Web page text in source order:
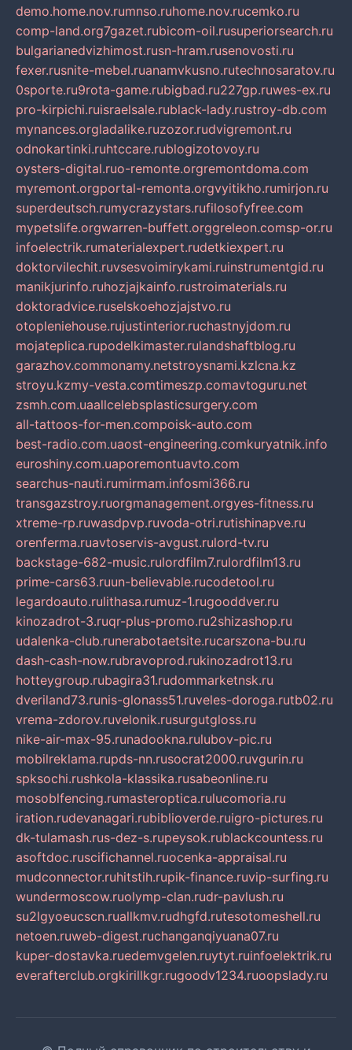
demo.home.nov.rumnso.ruhome.nov.rucemko.ru
comp-land.org7gazet.rubicom-oil.rusuperiorsearch.ru
bulgarianedvizhimost.rusn-hram.rusenovosti.ru
fexer.rusnite-mebel.ruanamvkusno.rutechnosaratov.ru
0sporte.ru9rota-game.rubigbad.ru227gp.ruwes-ex.ru
pro-kirpichi.ruisraelsale.rublack-lady.rustroy-db.com
mynances.orgladalike.ruzozor.rudvigremont.ru
odnokartinki.ruhtccare.rublogizotovoy.ru
oysters-digital.ruo-remonte.orgremontdoma.com
myremont.orgportal-remonta.orgvyitikho.rumirjon.ru
superdeutsch.rumycrazystars.rufilosofyfree.com
mypetslife.orgwarren-buffett.orggreleon.comsp-or.ru
infoelectrik.rumaterialexpert.rudetkiexpert.ru
doktorvilechit.ruvsesvoimirykami.ruinstrumentgid.ru
manikjurinfo.ruhozjajkainfo.rustroimaterials.ru
doktoradvice.ruselskoehozjajstvo.ru
otopleniehouse.rujustinterior.ruchastnyjdom.ru
mojateplica.rupodelkimaster.rulandshaftblog.ru
garazhov.commonamy.netstroysnami.kzlcna.kz
stroyu.kzmy-vesta.comtimeszp.comavtoguru.net
zsmh.com.uaallcelebsplasticsurgery.com
all-tattoos-for-men.compoisk-auto.com
best-radio.com.uaost-engineering.comkuryatnik.info
euroshiny.com.uaporemontuavto.com
searchus-nauti.rumirmam.infosmi366.ru
transgazstroy.ruorgmanagement.orgyes-fitness.ru
xtreme-rp.ruwasdpvp.ruvoda-otri.rutishinapve.ru
orenferma.ruavtoservis-avgust.rulord-tv.ru
backstage-682-music.rulordfilm7.rulordfilm13.ru
prime-cars63.ruun-believable.rucodetool.ru
legardoauto.rulithasa.rumuz-1.rugooddver.ru
kinozadrot-3.ruqr-plus-promo.ru2shizashop.ru
udalenka-club.runerabotaetsite.rucarszona-bu.ru
dash-cash-now.rubravoprod.rukinozadrot13.ru
hotteygroup.rubagira31.rudommarketnsk.ru
dveriland73.runis-glonass51.ruveles-doroga.rutb02.ru
vrema-zdorov.ruvelonik.rusurgutgloss.ru
nike-air-max-95.runadookna.rulubov-pic.ru
mobilreklama.rupds-nn.rusocrat2000.ruvgurin.ru
spksochi.rushkola-klassika.rusabeonline.ru
mosoblfencing.rumasteroptica.rulucomoria.ru
iration.rudevanagari.rubiblioverde.ruigro-pictures.ru
dk-tulamash.rus-dez-s.rupeysok.rublackcountess.ru
asoftdoc.ruscifichannel.ruocenka-appraisal.ru
mudconnector.ruhitstih.rupik-finance.ruvip-surfing.ru
wundermoscow.ruolymp-clan.rudr-pavlush.ru
su2lgyoeucscn.ruallkmv.rudhgfd.rutesotomeshell.ru
netoen.ruweb-digest.ruchanganqiyuana07.ru
kuper-dostavka.ruedemvgelen.ruytyt.ruinfoelektrik.ru
everafterclub.orgkirillkgr.rugoodv1234.ruoopslady.ru